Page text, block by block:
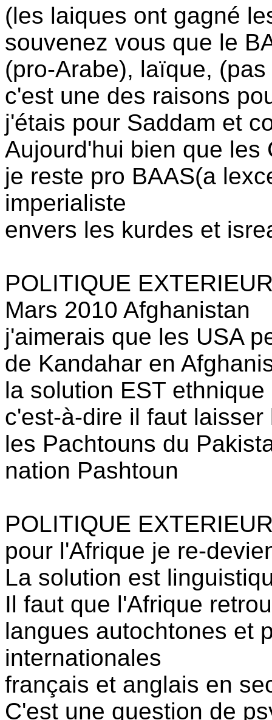
(les laiques ont gagné
souvenez vous que le
(pro-Arabe), laïque,
c'est une des raisons
j'étais pour Saddam et
Aujourd'hui bien que les
je reste pro BAAS(a
imperialiste
envers les kurdes et
POLITIQUE
Mars 2010 Afghanistan
j'aimerais que les USA
de Kandahar en
la solution EST ethnique
c'est-à-dire il faut
les Pachtouns du
nation Pashtoun
POLITIQUE
pour l'Afrique je re-
La solution est
Il faut que l'Afrique
langues autochtones et
internationales
français et anglais en
C'est une question de